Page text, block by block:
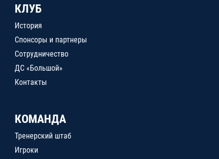
КЛУБ
История
Спонсоры и партнеры
Сотрудничество
ДС «Большой»
Контакты
КОМАНДА
Тренерский штаб
Игроки